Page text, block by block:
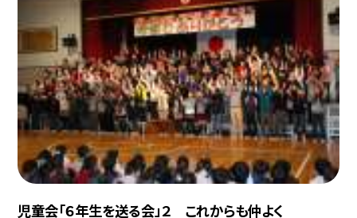
児童会「６年生を送る会」２ これからも仲よく